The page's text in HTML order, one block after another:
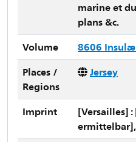
marine et
plans &c.
Volume
8606
Places /
Regions
Jersey
Imprint
[Versailles]